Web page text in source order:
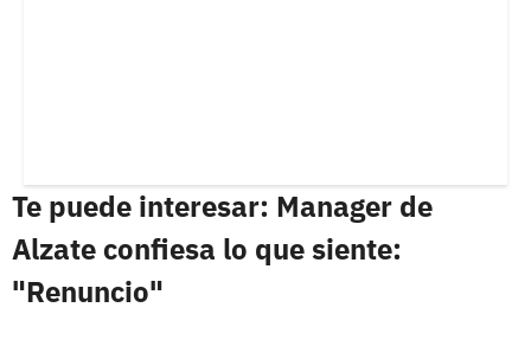
Te puede interesar: Manager de
Alzate confiesa lo que siente:
"Renuncio"